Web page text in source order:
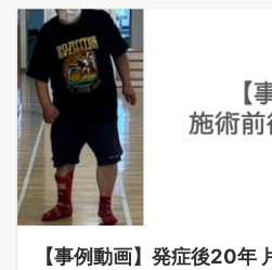
【事例動画】発症後20年